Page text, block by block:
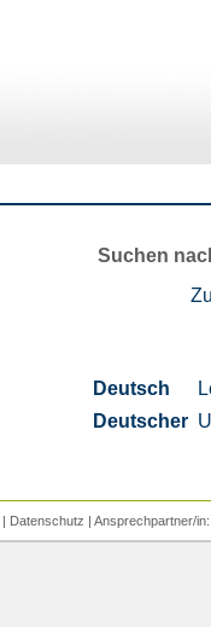
Suchen
Deutsch
Deutscher
| Datenschutz | Ansprechpartner/